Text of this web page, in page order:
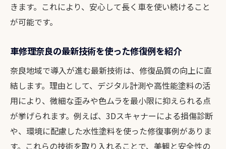
きます。これにより、安心して長く車を使い続けること
が可能です。
車修理奈良の最新技術を使った修復例を紹介
奈良地域で導入が進む最新技術は、修復品質の向上に直
結します。理由として、デジタル計測や高性能塗料の活
用により、微細な歪みや色ムラを最小限に抑えられる点
が挙げられます。例えば、3Dスキャナーによる損傷診断
や、環境に配慮した水性塗料を使った修復事例がありま
す。これらの技術を取り入れることで、美観と安全性の